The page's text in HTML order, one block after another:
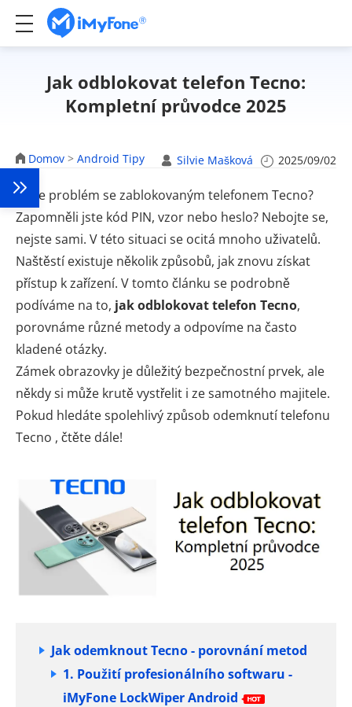
Jak odblokovat telefon Tecno:
Kompletní průvodce 2025
Domov > Android Tipy Silvie Mašková 2025/09/02
Máte problém se zablokovaným telefonem Tecno?
Zapomněli jste kód PIN, vzor nebo heslo? Nebojte se,
nejste sami. V této situaci se ocitá mnoho uživatelů.
Naštěstí existuje několik způsobů, jak znovu získat
přístup k zařízení. V tomto článku se podrobně
podíváme na to, jak odblokovat telefon Tecno,
porovnáme různé metody a odpovíme na často
kladené otázky.
Zámek obrazovky je důležitý bezpečnostní prvek, ale
někdy si může krutě vystřelit i ze samotného majitele.
Pokud hledáte spolehlivý způsob odemknutí telefonu
Tecno , čtěte dále!
Jak odemknout Tecno - porovnání metod
1. Použití profesionálního softwaru -
iMyFone LockWiper Android